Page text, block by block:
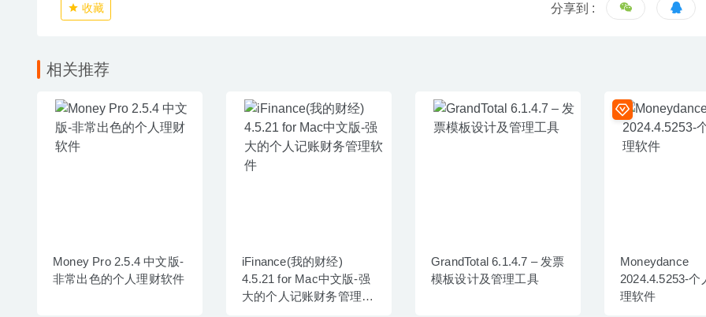
收藏 分享到 :
相关推荐
Money Pro 2.5.4 中文版-
非常出色的个人理财软件
iFinance(我的财经)
4.5.21 for Mac中文版-强
大的个人记账财务管理软
GrandTotal 6.1.4.7 – 发票
模板设计及管理工具
Moneydance
2024.4.5253-个
理软件